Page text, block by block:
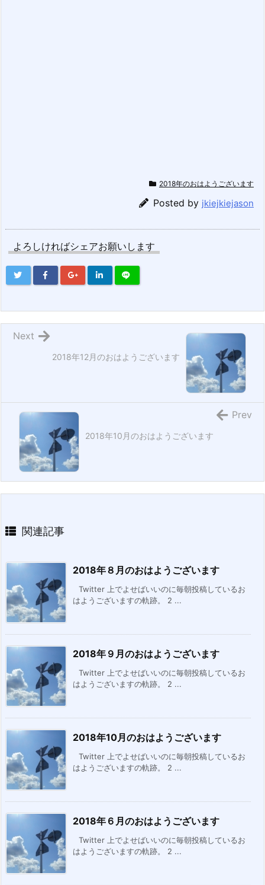
2018年のおはようございます
Posted by jkiejkiejason
よろしければシェアお願いします
2018年12月のおはようございます
Next
2018年10月のおはようございます
Prev
関連記事
2018年８月のおはようございます
Twitter 上でよせばいいのに毎朝投稿しているお
はようございますの軌跡。 2 ...
2018年９月のおはようございます
Twitter 上でよせばいいのに毎朝投稿しているお
はようございますの軌跡。 2 ...
2018年10月のおはようございます
Twitter 上でよせばいいのに毎朝投稿しているお
はようございますの軌跡。 2 ...
2018年６月のおはようございます
Twitter 上でよせばいいのに毎朝投稿しているお
はようございますの軌跡。 2 ...